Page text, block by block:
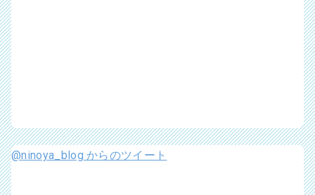
@ninoya_blog からのツイート